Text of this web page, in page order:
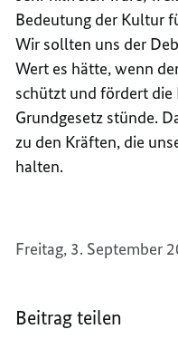
Bedeutung der Kultur
Wir sollten uns der
Wert es hätte, wenn
schützt und fördert die
Grundgesetz stünde.
zu den Kräften, die
halten.
Freitag, 3. September
Beitrag teilen